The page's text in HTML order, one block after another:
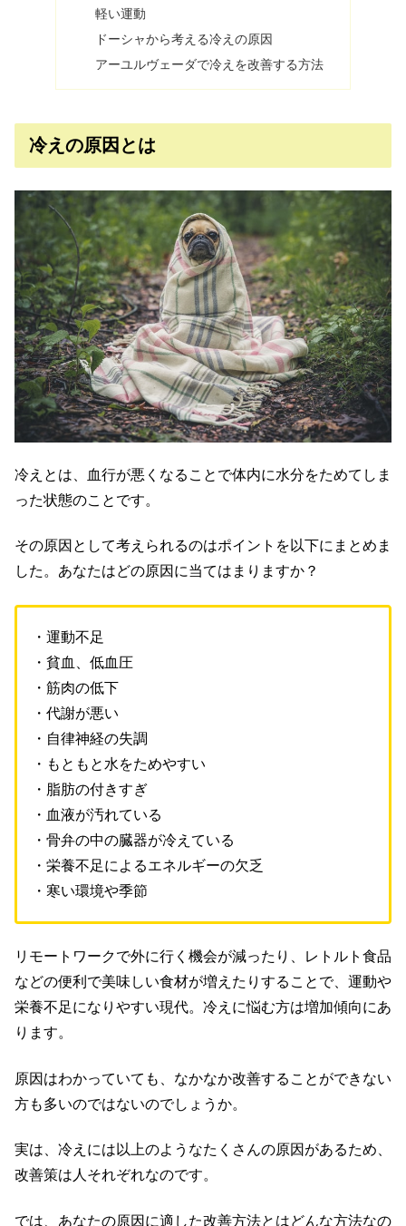
軽い運動
ドーシャから考える冷えの原因
アーユルヴェーダで冷えを改善する方法
冷えの原因とは
冷えとは、血行が悪くなることで体内に水分をためてしま
った状態のことです。
その原因として考えられるのはポイントを以下にまとめま
した。あなたはどの原因に当てはまりますか？
・運動不足
・貧血、低血圧
・筋肉の低下
・代謝が悪い
・自律神経の失調
・もともと水をためやすい
・脂肪の付きすぎ
・血液が汚れている
・骨弁の中の臓器が冷えている
・栄養不足によるエネルギーの欠乏
・寒い環境や季節
リモートワークで外に行く機会が減ったり、レトルト食品
などの便利で美味しい食材が増えたりすることで、運動や
栄養不足になりやすい現代。冷えに悩む方は増加傾向にあ
ります。
原因はわかっていても、なかなか改善することができない
方も多いのではないのでしょうか。
実は、冷えには以上のようなたくさんの原因があるため、
改善策は人それぞれなのです。
では、あなたの原因に適した改善方法とはどんな方法なの